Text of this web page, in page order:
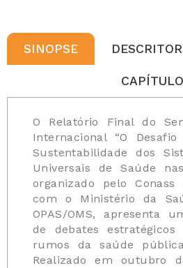
SINOPSE
O Relatório Final do
Internacional “O Desafio
Sustentabilidade dos
Universais de Saúde
organizado pelo
com o Ministério da
OPAS/OMS, apresenta
de debates estratégicos
rumos da saúde
Realizado em outubro